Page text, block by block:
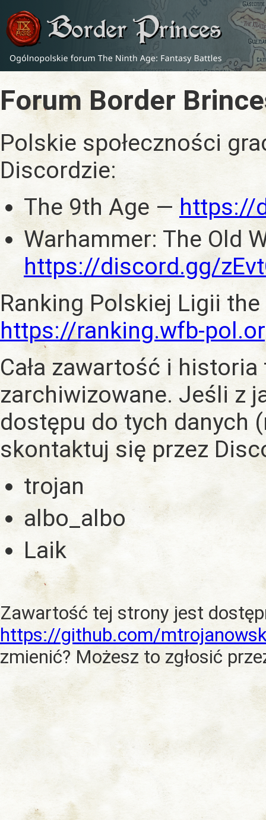
Forum Border
Polskie społeczności
Discordzie:
The 9th Age —https://
Warhammer: The Old
https://discord.gg/
Ranking Polskiej Ligii
https://ranking.wfb-
Cała zawartość i historia
zarchiwizowane. Jeśli z
dostępu do tych danych
skontaktuj się przez
trojan
albo_albo
Laik
Zawartość tej strony jest
https://github.com/
zmienić? Możesz to zgłosić